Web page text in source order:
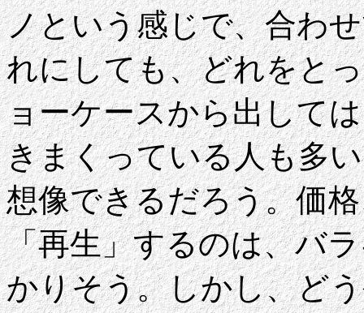
ノという感じで、合わ
れにしても、どれをと
ョーケースから出して
きまくっている人も多
想像できるだろう。価
「再生」するのは、バ
かりそう。しかし、ど